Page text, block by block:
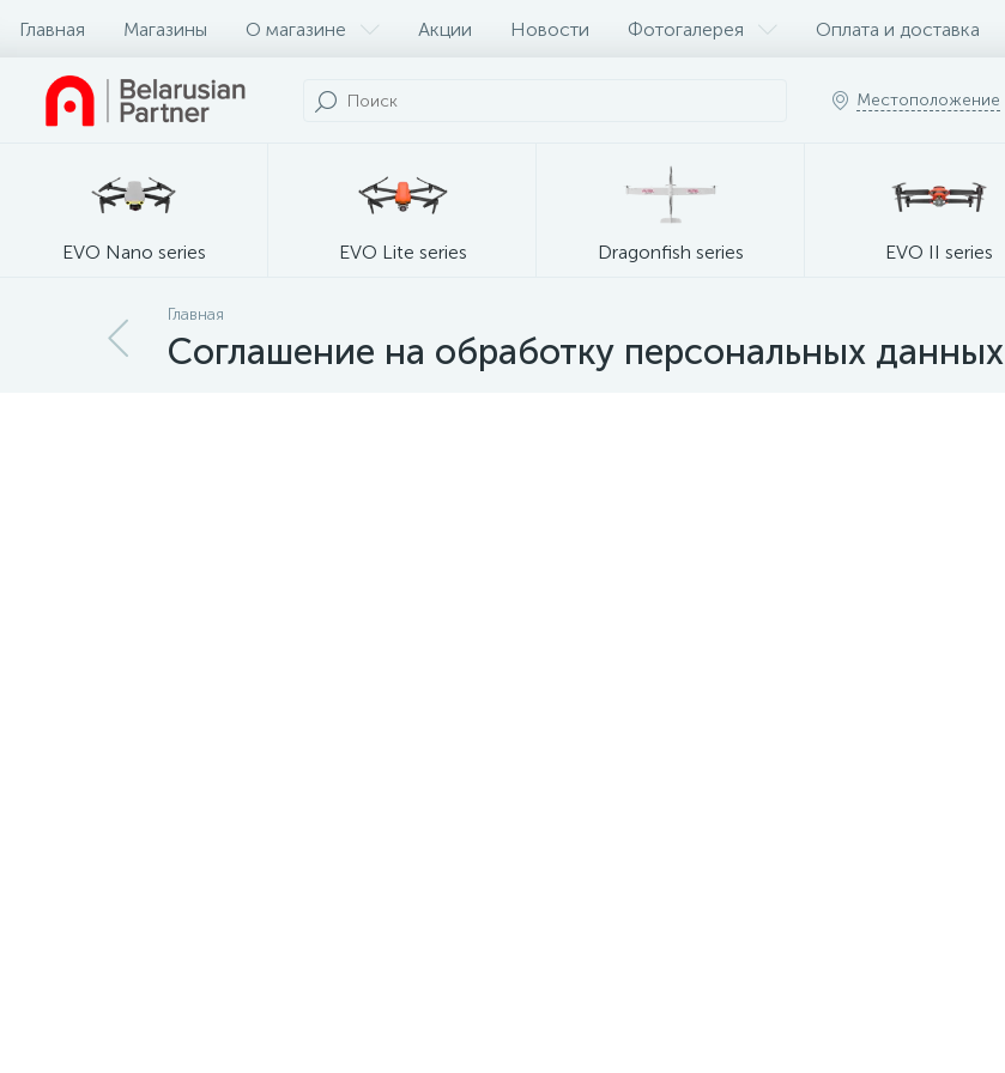
Главная Магазины О магазине Акции Новости Фотогалерея Оплата и доставка
Местоположение
EVO Nano series EVO Lite series Dragonfish series EVO II series
Главная
Соглашение на обработку персональных данных